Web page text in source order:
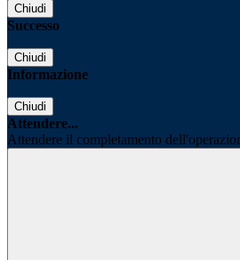
Chiudi
Successo
Chiudi
Informazione
Chiudi
Attendere...
Attendere il completamento